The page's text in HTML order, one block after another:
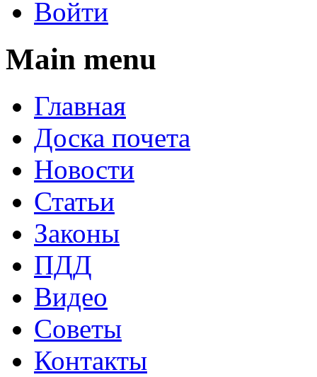
Войти
Main menu
Главная
Доска почета
Новости
Статьи
Законы
ПДД
Видео
Советы
Контакты